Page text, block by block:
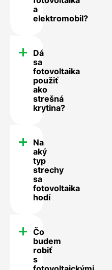
a
elektromobil?
Dá
sa
fotovoltaika
použiť
ako
strešná
krytina?
Na
aký
typ
strechy
sa
fotovoltaika
hodí
Čo
budem
robiť
s